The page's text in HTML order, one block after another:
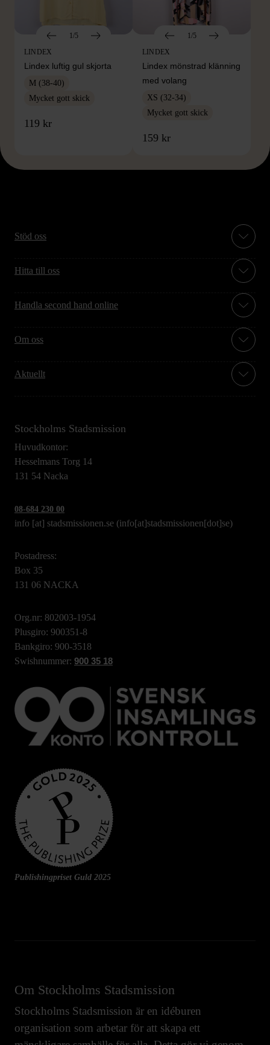
1/5
LINDEX
Lindex luftig gul skjorta
M (38-40)
Mycket gott skick
119 kr
1/5
LINDEX
Lindex mönstrad klänning
med volang
XS (32-34)
Mycket gott skick
159 kr
Stöd oss
Hitta till oss
Handla second hand online
Om oss
Aktuellt
Stockholms Stadsmission
Huvudkontor:
Hesselmans Torg 14
131 54 Nacka
08-684 230 00
info [at] stadsmissionen.se (info[at]stadsmissionen[dot]se)
Postadress:
Box 35
131 06 NACKA
Org.nr: 802003-1954
Plusgiro: 900351-8
Bankgiro: 900-3518
Swishnummer: 900 35 18
Publishingpriset Guld 2025
Om Stockholms Stadsmission
Stockholms Stadsmission är en idéburen
organisation som arbetar för att skapa ett